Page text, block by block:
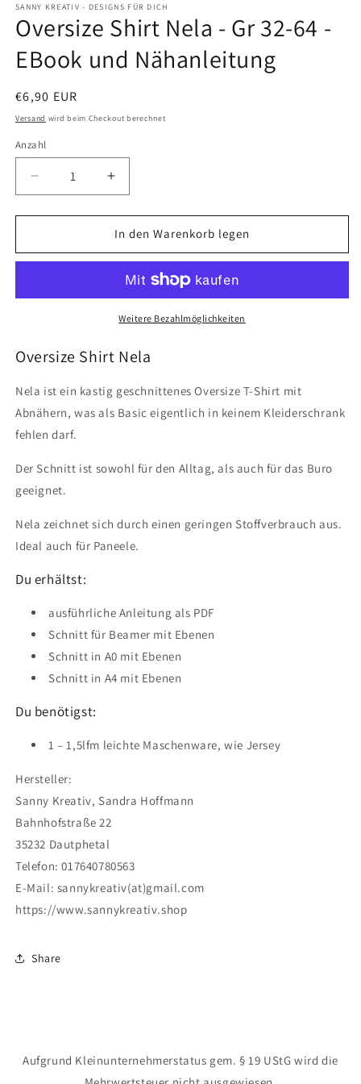
SANNY KREATIV - DESIGNS FÜR DICH
Oversize Shirt Nela - Gr 32-64 -
EBook und Nähanleitung
Normaler
Preis
€6,90 EUR
Versand wird beim Checkout berechnet
Anzahl
Anzahl
Verringere
die
Menge
Oversize
-
64
EBook
Nähanleitung
Erhöhe
die
Menge
für
Oversize
Nela
-
Gr
64
EBook
und
Nähanleitung
In den Warenkorb legen
Weitere Bezahlmöglichkeiten
Oversize Shirt Nela
Nela ist ein kastig geschnittenes Oversize T-Shirt mit
Abnähern, was als Basic eigentlich in keinem Kleiderschrank
fehlen darf.
Der Schnitt ist sowohl für den Alltag, als auch für das Buro
geeignet.
Nela zeichnet sich durch einen geringen Stoffverbrauch aus.
Ideal auch für Paneele.
Du erhältst:
ausführliche Anleitung als PDF
Schnitt für Beamer mit Ebenen
Schnitt in A0 mit Ebenen
Schnitt in A4 mit Ebenen
Du benötigst:
1 – 1,5lfm leichte Maschenware, wie Jersey
Hersteller:
Sanny Kreativ, Sandra Hoffmann
Bahnhofstraße 22
35232 Dautphetal
Telefon: 017640780563
E-Mail: sannykreativ(at)gmail.com
https://www.sannykreativ.shop
Share
Aufgrund Kleinunternehmerstatus gem. § 19 UStG wird die